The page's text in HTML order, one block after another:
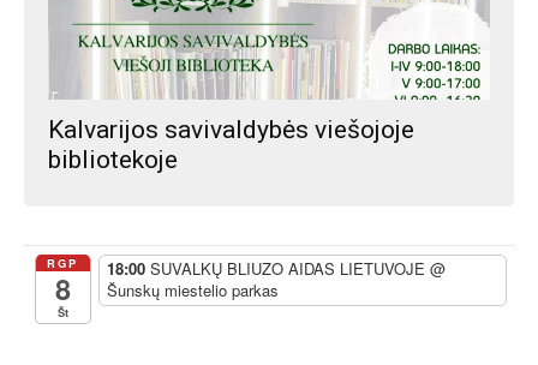
Kalvarijos savivaldybės viešojoje
bibliotekoje
RGP
8
Št
18:00 SUVALKŲ BLIUZO AIDAS LIETUVOJE @
Šunskų miestelio parkas